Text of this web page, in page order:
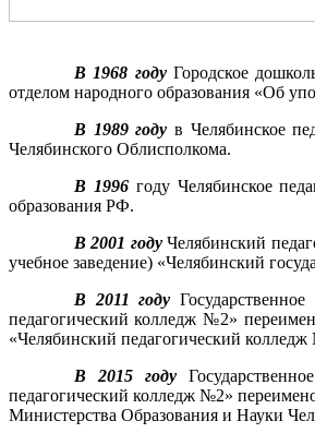
В 1968 годуГородское
отделом народного образования «Об
В 1989 году в Челябинское
Челябинского Облисполкома.
В 1996году Челябинское
образования РФ.
В 2001 годуЧелябинский
учебное заведение) «Челябинский
В 2011 году
педагогический колледж №2»
«Челябинский педагогический
В 2015 году
педагогический колледж №2»
Министерства Образования и Науки